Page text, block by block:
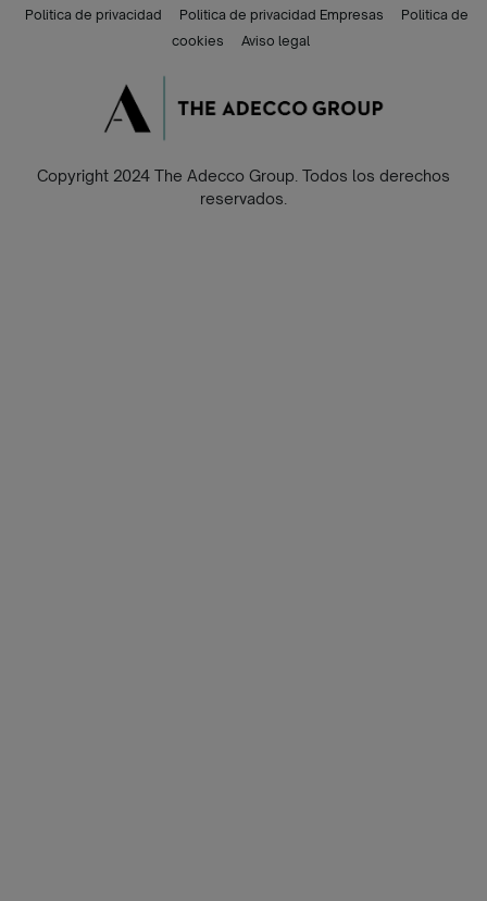
Politica de privacidad Politica de privacidad Empresas
Politica de
cookies
Aviso legal
Copyright 2024 The Adecco Group. Todos los derechos
reservados.